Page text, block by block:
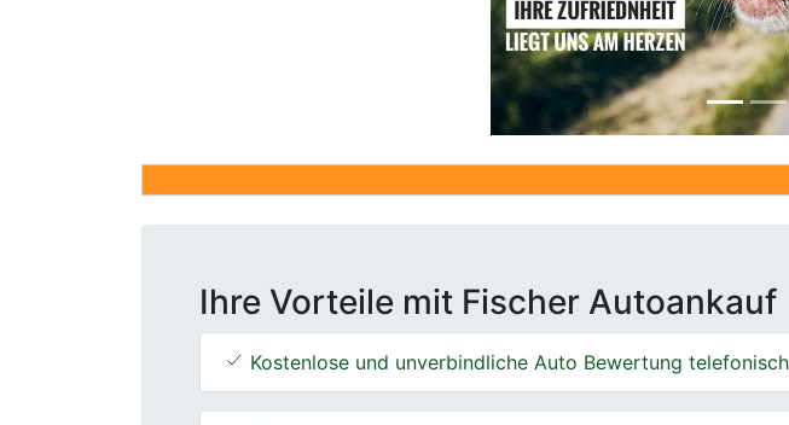
Ihre Vorteile mit Fischer Autoankauf
Kostenlose und unverbindliche Auto Bewertung